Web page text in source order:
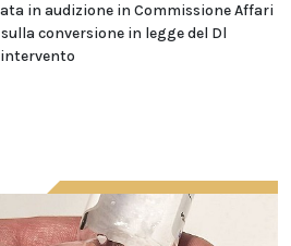
in audizione in Commissione Affari
conversione in legge del Dl